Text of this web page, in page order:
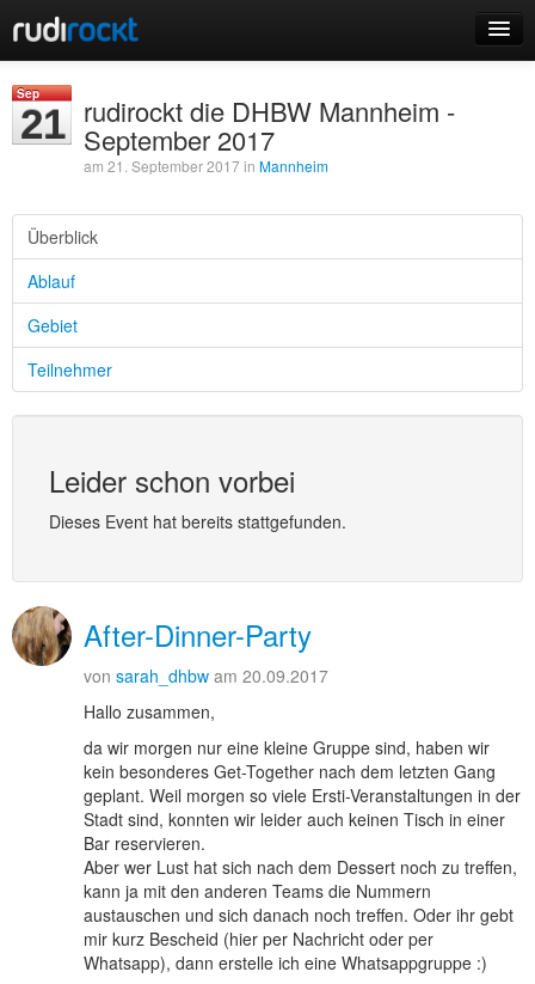
Events
Login
Registrieren
Sep
21 rudirockt die DHBW Mannheim -
September 2017
am 21. September 2017 in Mannheim
Überblick
Ablauf
Gebiet
Teilnehmer
Leider schon vorbei
Dieses Event hat bereits stattgefunden.
After-Dinner-Party
von sarah_dhbw am 20.09.2017
Hallo zusammen,
da wir morgen nur eine kleine Gruppe sind, haben wir
kein besonderes Get-Together nach dem letzten Gang
geplant. Weil morgen so viele Ersti-Veranstaltungen in der
Stadt sind, konnten wir leider auch keinen Tisch in einer
Bar reservieren.
Aber wer Lust hat sich nach dem Dessert noch zu treffen,
kann ja mit den anderen Teams die Nummern
austauschen und sich danach noch treffen. Oder ihr gebt
mir kurz Bescheid (hier per Nachricht oder per
Whatsapp), dann erstelle ich eine Whatsappgruppe :)